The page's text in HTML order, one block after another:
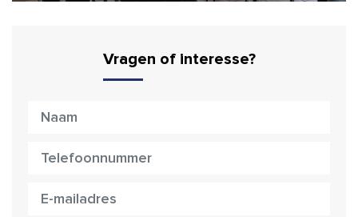
Vragen of interesse?